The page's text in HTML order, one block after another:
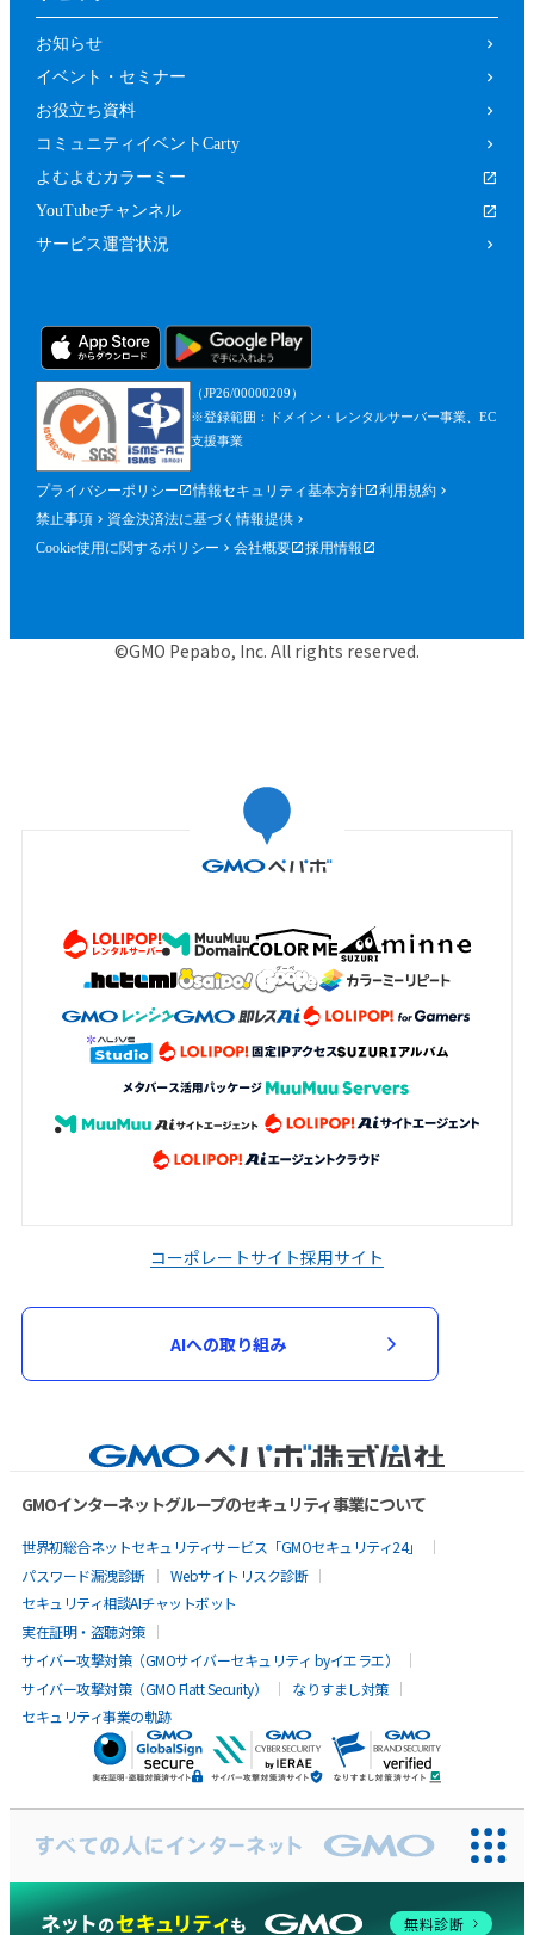
お知らせ
イベント・セミナー
お役立ち資料
コミュニティイベントCarty
よむよむカラーミー
YouTubeチャンネル
サービス運営状況
（JP26/00000209）
※登録範囲：ドメイン・レンタルサーバー事業、EC
支援事業
プライバシーポリシー 情報セキュリティ基本方針
利用規約
禁止事項
資金決済法に基づく情報提供
Cookie使用に関するポリシー
会社概要 採用情報
©GMO Pepabo, Inc. All rights reserved.
コーポレートサイト採用サイト
AIへの取り組み
GMOインターネットグループのセキュリティ事業について
世界初総合ネットセキュリティサービス「GMOセキュリティ24」
パスワード漏洩診断
Webサイトリスク診断
セキュリティ相談AIチャットボット
実在証明・盗聴対策
サイバー攻撃対策（GMOサイバーセキュリティ byイエラエ）
サイバー攻撃対策（GMO Flatt Security）
なりすまし対策
セキュリティ事業の軌跡
AIに聞いてみる 無料診断